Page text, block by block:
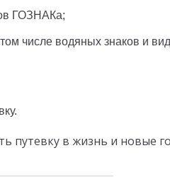
ГОЗНАКа;
путевку в жизнь и новые